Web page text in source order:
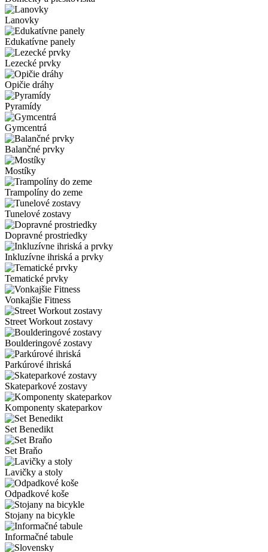
Lanovky
Edukatívne panely
Lezecké prvky
Opičie dráhy
Pyramídy
Gymcentrá
Balančné prvky
Mostíky
Trampolíny do zeme
Tunelové zostavy
Dopravné prostriedky
Inkluzívne ihriská a prvky
Tematické prvky
Vonkajšie Fitness
Street Workout zostavy
Boulderingové zostavy
Parkúrové ihriská
Skateparkové zostavy
Komponenty skateparkov
Set Benedikt
Set Braňo
Lavičky a stoly
Odpadkové koše
Stojany na bicykle
Informačné tabule